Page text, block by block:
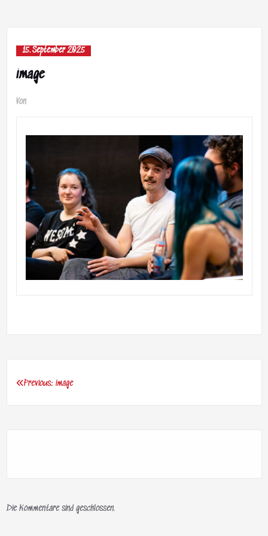
15. September 2025
image
Von
Beitragsnavigation
Previous: image
Die Kommentare sind geschlossen.